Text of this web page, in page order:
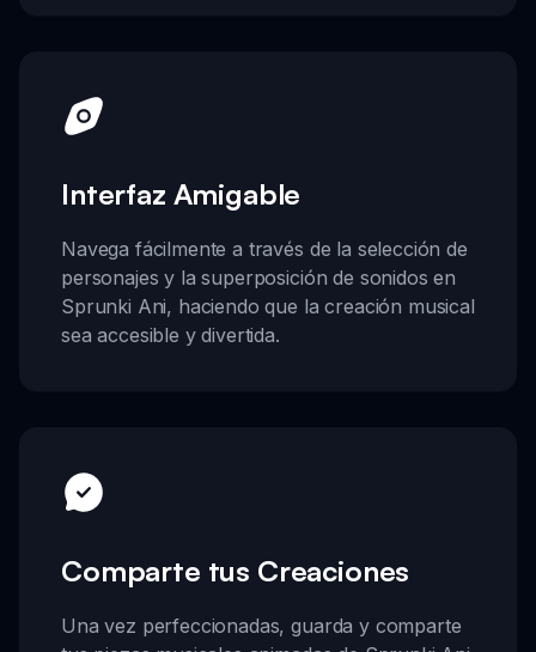
Interfaz Amigable
Navega fácilmente a través de la selección de
personajes y la superposición de sonidos en
Sprunki Ani, haciendo que la creación musical
sea accesible y divertida.
Comparte tus Creaciones
Una vez perfeccionadas, guarda y comparte